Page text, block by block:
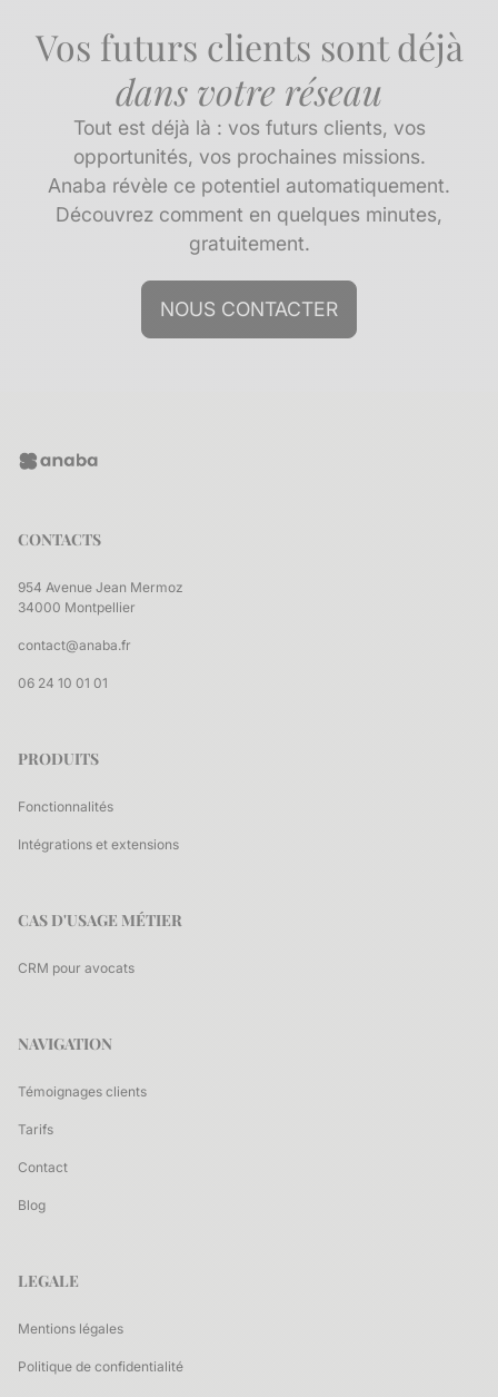
Vos futurs clients sont déjà
dans votre réseau
Tout est déjà là : vos futurs clients, vos
opportunités, vos prochaines missions.
Anaba révèle ce potentiel automatiquement.
Découvrez comment en quelques minutes,
gratuitement.
NOUS CONTACTER
CONTACTS
954 Avenue Jean Mermoz
34000 Montpellier
contact@anaba.fr
06 24 10 01 01
PRODUITS
Fonctionnalités
Intégrations et extensions
CAS D'USAGE MÉTIER
CRM pour avocats
NAVIGATION
Témoignages clients
Tarifs
Contact
Blog
LEGALE
Mentions légales
Politique de confidentialité